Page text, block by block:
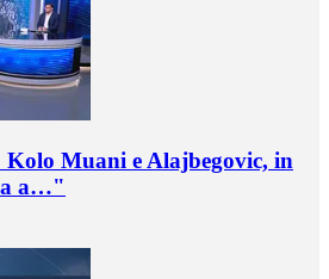
Muani e Alajbegovic, in
a…"